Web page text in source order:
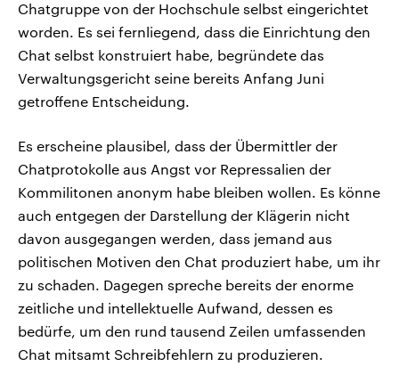
Chatgruppe von der Hochschule selbst eingerichtet
worden. Es sei fernliegend, dass die Einrichtung den
Chat selbst konstruiert habe, begründete das
Verwaltungsgericht seine bereits Anfang Juni
getroffene Entscheidung.
Es erscheine plausibel, dass der Übermittler der
Chatprotokolle aus Angst vor Repressalien der
Kommilitonen anonym habe bleiben wollen. Es könne
auch entgegen der Darstellung der Klägerin nicht
davon ausgegangen werden, dass jemand aus
politischen Motiven den Chat produziert habe, um ihr
zu schaden. Dagegen spreche bereits der enorme
zeitliche und intellektuelle Aufwand, dessen es
bedürfe, um den rund tausend Zeilen umfassenden
Chat mitsamt Schreibfehlern zu produzieren.